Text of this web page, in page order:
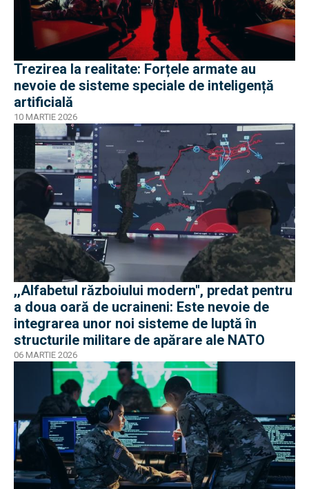
Trezirea la realitate: Forțele armate au
nevoie de sisteme speciale de inteligență
artificială
10 MARTIE 2026
,,Alfabetul războiului modern'', predat pentru
a doua oară de ucraineni: Este nevoie de
integrarea unor noi sisteme de luptă în
structurile militare de apărare ale NATO
06 MARTIE 2026